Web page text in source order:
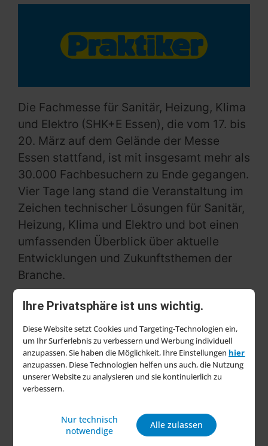
Ihre Privatsphäre ist uns wichtig.
Diese Website setzt Cookies und Targeting-Technologien ein,
um Ihr Surferlebnis zu verbessern und Werbung individuell
anzupassen. Sie haben die Möglichkeit, Ihre Einstellungen hier
anzupassen. Diese Technologien helfen uns auch, die Nutzung
unserer Website zu analysieren und sie kontinuierlich zu
verbessern.
Nur technisch
notwendige
Alle zulassen
Die Fachmesse für Sanitär, Heizung, Klima
und Elektro (SHK+E Essen), die vom 17. bis
20. März auf dem Gelände der Messe
Essen stattfand, ist mit insgesamt mehr als
30.000 Fachbesuchern zu Ende gegangen.
Vier Tage lang stand die Veranstaltung im
Zeichen technischer Lösungen für Sanitär,
Heizung, Klima und Elektro und bot einen
umfassenden Überblick über aktuelle
Entwicklungen und Zukunftsthemen der
Branche.
„Die SHK+E Essen hat einmal mehr
Austausch für die Weiterentwicklung der
Branche ist. Als Plattform für Innovationen,
Wissenstransfer und Vernetzung bringt sie
die relevanten Marktteilnehmer zusammen
Zukunft“, erklärt Oliver P. Kuhrt,
Geschäftsführer der Messe Essen.